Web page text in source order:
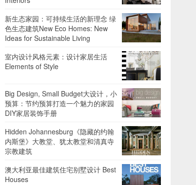
新生态家园：可持续生活的新理念 绿
色生态建筑New Eco Homes: New
Ideas for Sustainable Living
室内设计风格元素：设计家居生活
Elements of Style
Big Design, Small Budget大设计，小
预算：节约预算打造一个魅力的家园
DIY家居装饰手册
Hidden Johannesburg《隐藏的约翰
内斯堡》大教堂、犹太教堂和清真寺
宗教建筑
澳大利亚最佳建筑住宅别墅设计 Best
Houses